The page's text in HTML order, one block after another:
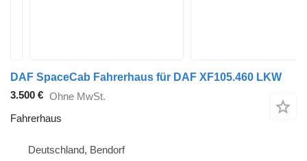
DAF SpaceCab Fahrerhaus für DAF XF105.460 LKW
3.500 € Ohne MwSt.
Fahrerhaus
Deutschland, Bendorf